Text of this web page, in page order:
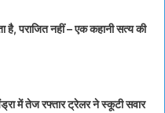
है, पराजित नहीं – एक कहानी सत्य की
में तेज रफ्तार ट्रेलर ने स्कूटी सवार